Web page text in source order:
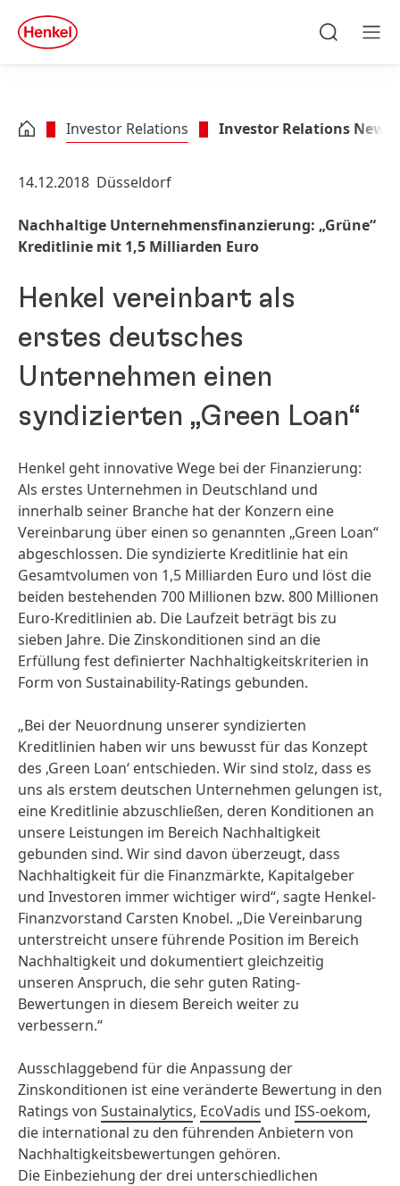
Zu Footer springen
quick
search
Investor Relations Investor Relations News
14.12.2018 Düsseldorf
Nachhaltige Unternehmensfinanzierung: „Grüne“
Kreditlinie mit 1,5 Milliarden Euro
Henkel vereinbart als
erstes deutsches
Unternehmen einen
syndizierten „Green Loan“
Henkel geht innovative Wege bei der Finanzierung:
Als erstes Unternehmen in Deutschland und
innerhalb seiner Branche hat der Konzern eine
Vereinbarung über einen so genannten „Green Loan“
abgeschlossen. Die syndizierte Kreditlinie hat ein
Gesamtvolumen von 1,5 Milliarden Euro und löst die
beiden bestehenden 700 Millionen bzw. 800 Millionen
Euro-Kreditlinien ab. Die Laufzeit beträgt bis zu
sieben Jahre. Die Zinskonditionen sind an die
Erfüllung fest definierter Nachhaltigkeitskriterien in
Form von Sustainability-Ratings gebunden.
„Bei der Neuordnung unserer syndizierten
Kreditlinien haben wir uns bewusst für das Konzept
des ‚Green Loan‘ entschieden. Wir sind stolz, dass es
uns als erstem deutschen Unternehmen gelungen ist,
eine Kreditlinie abzuschließen, deren Konditionen an
unsere Leistungen im Bereich Nachhaltigkeit
gebunden sind. Wir sind davon überzeugt, dass
Nachhaltigkeit für die Finanzmärkte, Kapitalgeber
und Investoren immer wichtiger wird“, sagte Henkel-
Finanzvorstand Carsten Knobel. „Die Vereinbarung
unterstreicht unsere führende Position im Bereich
Nachhaltigkeit und dokumentiert gleichzeitig
unseren Anspruch, die sehr guten Rating-
Bewertungen in diesem Bereich weiter zu
verbessern.“
Ausschlaggebend für die Anpassung der
Zinskonditionen ist eine veränderte Bewertung in den
Ratings von Sustainalytics, EcoVadis und ISS-oekom,
die international zu den führenden Anbietern von
Nachhaltigkeitsbewertungen gehören.
Die Einbeziehung der drei unterschiedlichen